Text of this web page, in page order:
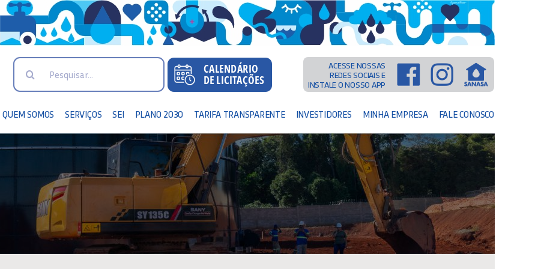
Search
ACESSE NOSSAS
REDES SOCIAIS E
INSTALE O NOSSO APP
QUEM SOMOS SERVIÇOS SEI PLANO 2030 TARIFA TRANSPARENTE INVESTIDORES MINHA EMPRESA FALE CONOSCO